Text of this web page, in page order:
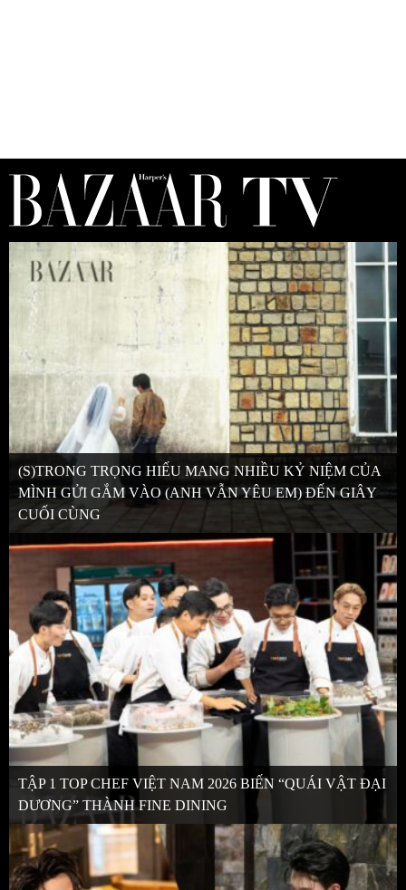
(S)TRONG TRỌNG HIẾU MANG NHIỀU KỶ NIỆM CỦA
MÌNH GỬI GẮM VÀO (ANH VẪN YÊU EM) ĐẾN GIÂY
CUỐI CÙNG
TẬP 1 TOP CHEF VIỆT NAM 2026 BIẾN “QUÁI VẬT ĐẠI
DƯƠNG” THÀNH FINE DINING